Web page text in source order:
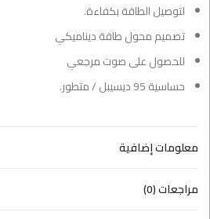
لتوصيل الطاقة بكفاءة.
تصميم محول طاقة ديناميكي
للحصول على صوت مرجعي
حساسية 95 ديسيبل / متطور.
معلومات إضافية
مراجعات (0)